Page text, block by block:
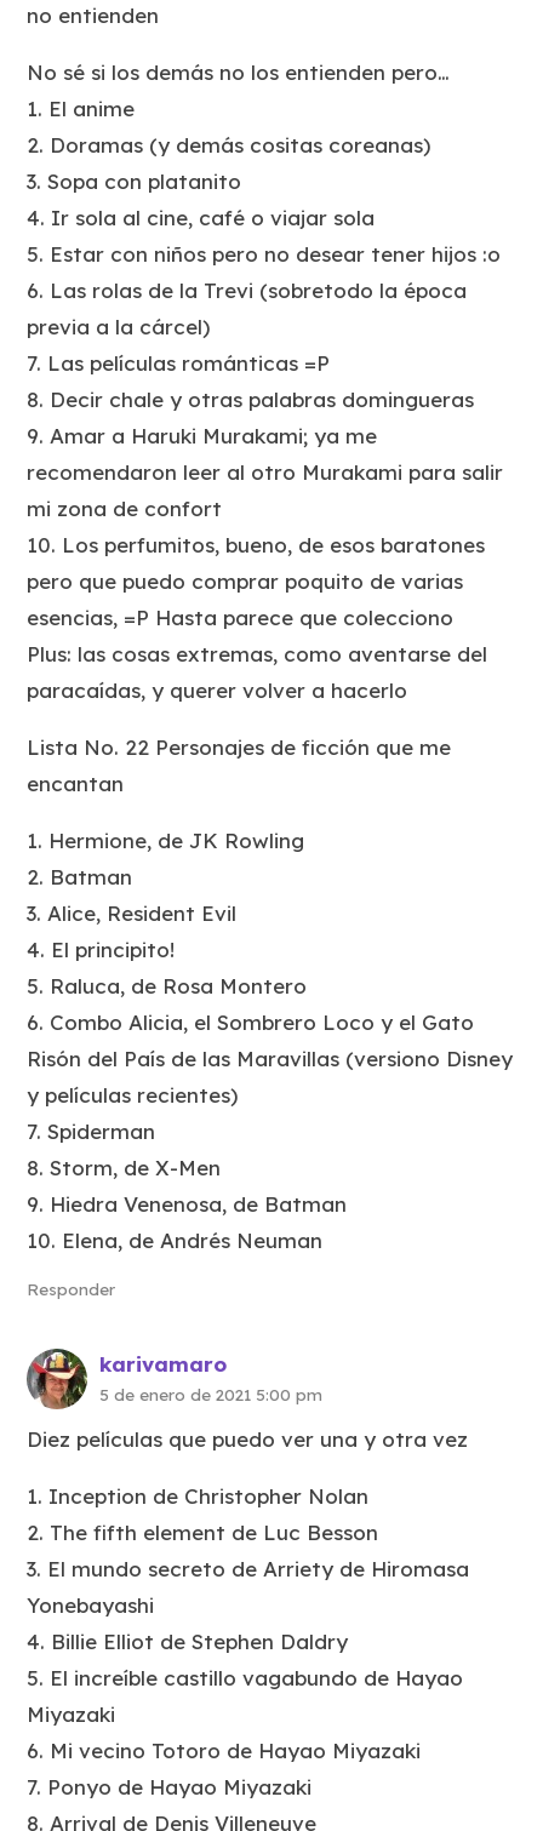
no entienden
No sé si los demás no los entienden pero…
1. El anime
2. Doramas (y demás cositas coreanas)
3. Sopa con platanito
4. Ir sola al cine, café o viajar sola
5. Estar con niños pero no desear tener hijos :o
6. Las rolas de la Trevi (sobretodo la época
previa a la cárcel)
7. Las películas románticas =P
8. Decir chale y otras palabras domingueras
9. Amar a Haruki Murakami; ya me
recomendaron leer al otro Murakami para salir
mi zona de confort
10. Los perfumitos, bueno, de esos baratones
pero que puedo comprar poquito de varias
esencias, =P Hasta parece que colecciono
Plus: las cosas extremas, como aventarse del
paracaídas, y querer volver a hacerlo
Lista No. 22 Personajes de ficción que me
encantan
1. Hermione, de JK Rowling
2. Batman
3. Alice, Resident Evil
4. El principito!
5. Raluca, de Rosa Montero
6. Combo Alicia, el Sombrero Loco y el Gato
Risón del País de las Maravillas (versiono Disney
y películas recientes)
7. Spiderman
8. Storm, de X-Men
9. Hiedra Venenosa, de Batman
10. Elena, de Andrés Neuman
Responder
karivamaro
5 de enero de 2021 5:00 pm
Diez películas que puedo ver una y otra vez
1. Inception de Christopher Nolan
2. The fifth element de Luc Besson
3. El mundo secreto de Arriety de Hiromasa
Yonebayashi
4. Billie Elliot de Stephen Daldry
5. El increíble castillo vagabundo de Hayao
Miyazaki
6. Mi vecino Totoro de Hayao Miyazaki
7. Ponyo de Hayao Miyazaki
8. Arrival de Denis Villeneuve